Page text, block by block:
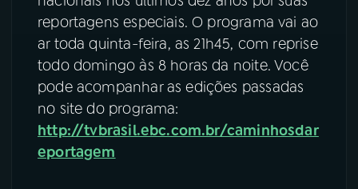
reportagens especiais. O programa vai ao
ar toda quinta-feira, as 21h45, com reprise
todo domingo às 8 horas da noite. Você
pode acompanhar as edições passadas
no site do programa:
http://tvbrasil.ebc.com.br/caminhosdar
eportagem